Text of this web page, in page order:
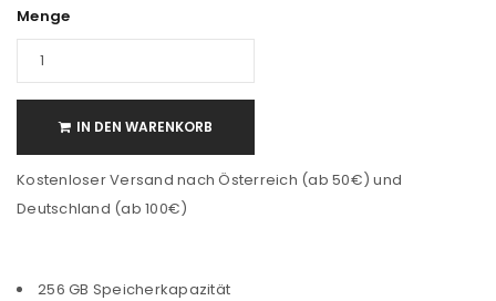
Menge
IN DEN WARENKORB
Kostenloser Versand nach Österreich (ab 50€) und
Deutschland (ab 100€)
256 GB Speicherkapazität